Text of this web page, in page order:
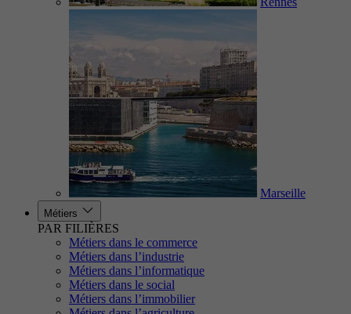
Marseille
Métiers
PAR FILIÈRES
Métiers dans le commerce
Métiers dans l’industrie
Métiers dans l’informatique
Métiers dans le social
Métiers dans l’immobilier